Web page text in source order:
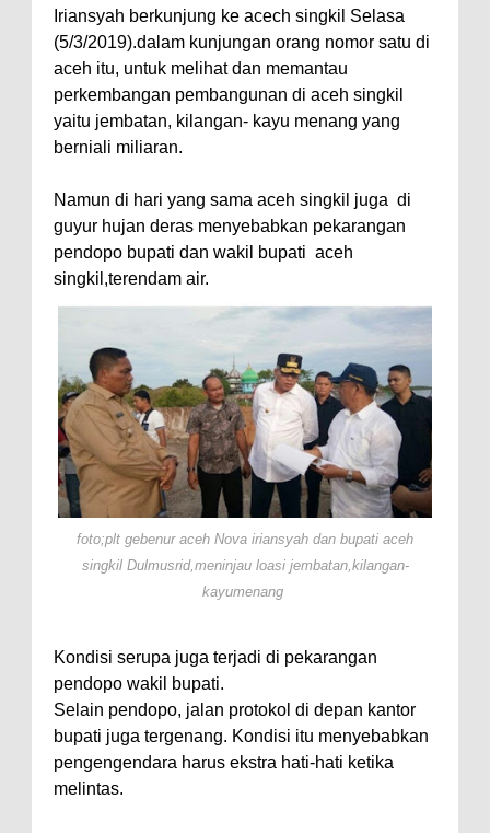
Iriansyah berkunjung ke acech singkil Selasa
(5/3/2019).dalam kunjungan orang nomor satu di
aceh itu, untuk melihat dan memantau
perkembangan pembangunan di aceh singkil
yaitu jembatan, kilangan- kayu menang yang
berniali miliaran.
Namun di hari yang sama aceh singkil juga di
guyur hujan deras menyebabkan pekarangan
pendopo bupati dan wakil bupati aceh
singkil,terendam air.
foto;plt gebenur aceh Nova iriansyah dan bupati aceh
singkil Dulmusrid,meninjau loasi jembatan,kilangan-
kayumenang
Kondisi serupa juga terjadi di pekarangan
pendopo wakil bupati.
Selain pendopo, jalan protokol di depan kantor
bupati juga tergenang. Kondisi itu menyebabkan
pengengendara harus ekstra hati-hati ketika
melintas.